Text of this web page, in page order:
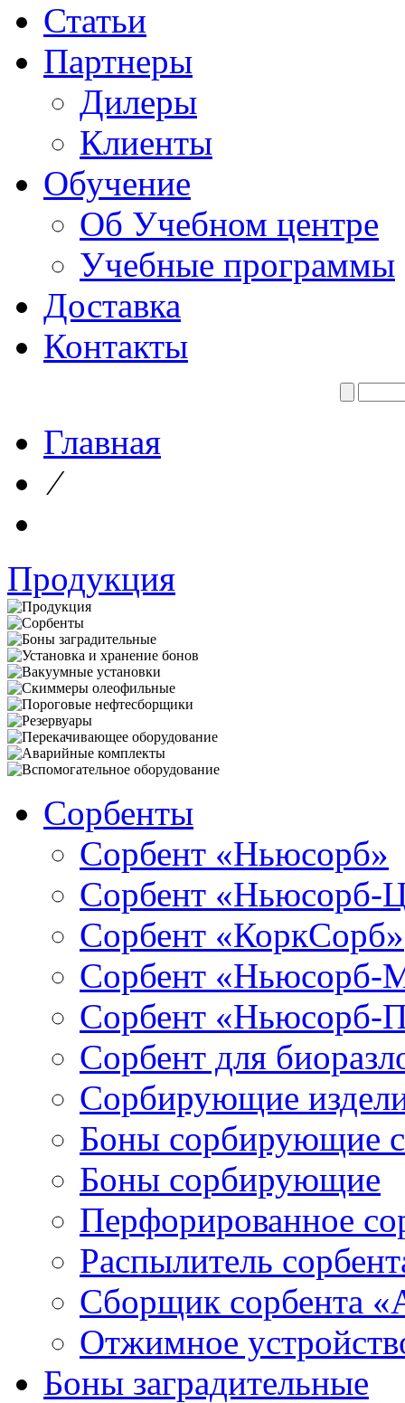
Статьи
Партнеры
Дилеры
Клиенты
Обучение
Об Учебном центре
Учебные программы
Доставка
Контакты
Главная
⁄
Продукция
Сорбенты
Сорбент «Ньюсорб»
Сорбент «Ньюсорб-
Сорбент «КоркСорб»
Сорбент «Ньюсорб-
Сорбент «Ньюсорб-
Сорбент для
Сорбирующие
Боны сорбирующие
Боны сорбирующие
Перфорированное
Распылитель
Сборщик сорбента
Отжимное
Боны заградительные